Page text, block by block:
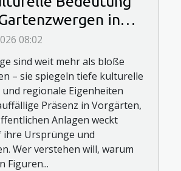
in
Ländern
08:02
sind weit mehr als bloße
– sie spiegeln tiefe kulturelle
regionale Eigenheiten
Präsenz in Vorgärten,
Anlagen weckt
ihre Ursprünge und
Wer verstehen will, warum
Figuren...